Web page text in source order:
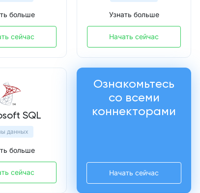
больше
сейчас
Узнать больше
Начать сейчас
SQL
данных
больше
сейчас
Ознакомьтесь
со всеми
коннекторами
Начать сейчас